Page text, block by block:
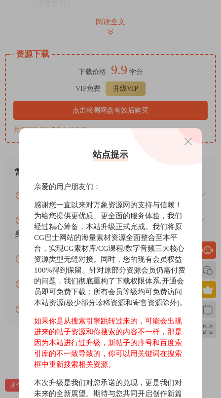
# 已修复：使用“链接”按钮在触摸模式下的自动
# 放弃了 32 位 VST3 支持
Denoiser Classic is a zero-latency noise reduction plugin for music,
post-production and live use.
Features:
Traditional workflow.
Low CPU usage.
No FFT and associated artefacts.
Not limited to voice processing.
Fully automatable.
阅读全文
资源下载
下载价格 9.9 学分
VIP免费 升级VIP
点击检测网盘有效后购买
此资源购买后7天内可下载。
常见问题
赞助包月VIP（或包年VIP）后能升级包年（或终
身VIP）吗？
为什么付款了未开通VIP会员？
账号可以分享或者借给别人用吗？
VIP会员剩余时间查询？
0 0
插件 效果器 苹果 苹果效果器
站点提示
亲爱的用户朋友们：
感谢您一直以来对万象资源网的支持与信赖！
为给您提供更优质、更全面的服务体验，我们
经过精心筹备，本站升级正式完成。我们将原
CG巴士网站的海量素材资源全面整合至本平
台，实现CG素材库/CG课程/数字音频三大核心
资源类型无缝对接。同时，您的现有会员权益
100%得到保留。针对原部分资源会员仍需付费
的问题，我们彻底重构了下载权限体系,开通会
员即可免费下载：所有会员等级均可免费访问
本站资源(极少部分珍稀资源和寄售资源除外)。
如果你是从搜索引擎跳转过来的，可能会出现
进来的帖子资源和你搜索的内容不一样，那是
因为本站进行过升级，新帖子的序号和百度索
引库的不一致导致的，你可以用关键词在搜索
框中重新搜索相关资源。
本次升级是我们对您承诺的兑现，更是我们对
未来的全新展望。期待与您共同开启创作新篇